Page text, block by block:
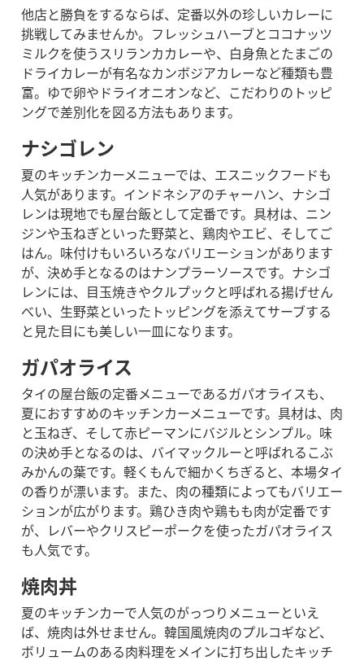
他店と勝負をするならば、定番以外の珍しいカレーに
挑戦してみませんか。フレッシュハーブとココナッツ
ミルクを使うスリランカカレーや、白身魚とたまごの
ドライカレーが有名なカンボジアカレーなど種類も豊
富。ゆで卵やドライオニオンなど、こだわりのトッピ
ングで差別化を図る方法もあります。
ナシゴレン
夏のキッチンカーメニューでは、エスニックフードも
人気があります。インドネシアのチャーハン、ナシゴ
レンは現地でも屋台飯として定番です。具材は、ニン
ジンや玉ねぎといった野菜と、鶏肉やエビ、そしてご
はん。味付けもいろいろなバリエーションがあります
が、決め手となるのはナンプラーソースです。 ナシゴ
レンには、目玉焼きやクルプックと呼ばれる揚げせん
べい、生野菜といったトッピングを添えてサーブする
と見た目にも美しい一皿になります。
ガパオライス
タイの屋台飯の定番メニューであるガパオライスも、
夏におすすめのキッチンカーメニューです。具材は、肉
と玉ねぎ、そして赤ピーマンにバジルとシンプル。味
の決め手となるのは、バイマックルーと呼ばれるこぶ
みかんの葉です。軽くもんで細かくちぎると、本場タイ
の香りが漂います。 また、肉の種類によってもバリエー
ションが広がります。鶏ひき肉や鶏もも肉が定番です
が、レバーやクリスピーポークを使ったガパオライス
も人気です。
焼肉丼
夏のキッチンカーで人気のがっつりメニューといえ
ば、焼肉は外せません。韓国風焼肉のプルコギなど、
ボリュームのある肉料理をメインに打ち出したキッチ